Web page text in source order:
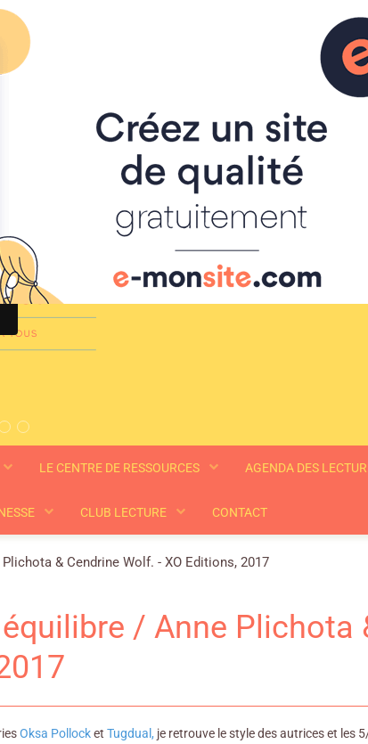
LE CENTRE DE RESSOURCES AGENDA DES
CLUB LECTURE CONTACT
& Cendrine Wolf. - XO Editions, 2017
/ Anne Plichota
Oksa Pollocket Tugdual, je retrouve le style des autrices et les